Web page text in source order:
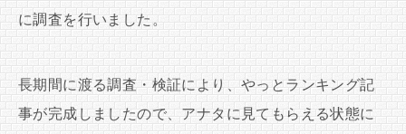
に調査を行いました。
長期間に渡る調査・検証により、やっとランキング記
事が完成しましたので、アナタに見てもらえる状態に